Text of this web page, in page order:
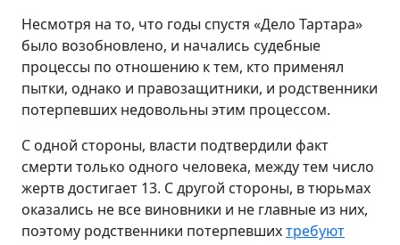
Несмотря на то, что годы спустя «Дело Тартара»
было возобновлено, и начались судебные
процессы по отношению к тем, кто применял
пытки, однако и правозащитники, и родственники
потерпевших недовольны этим процессом.
С одной стороны, власти подтвердили факт
смерти только одного человека, между тем число
жертв достигает 13. С другой стороны, в тюрьмах
оказались не все виновники и не главные из них,
поэтому родственники потерпевшихтребуют